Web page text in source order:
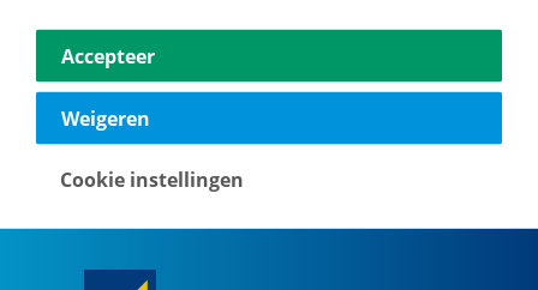
Vestdijk 180
5611 CZ Eindhoven
040-2696949
Accepteer
Weigeren
Cookie instellingen